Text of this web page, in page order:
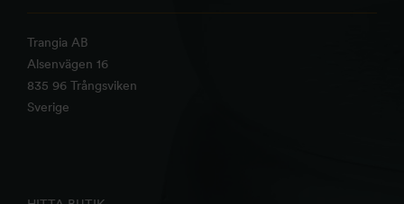
Trangia AB
Alsenvägen 16
835 96 Trångsviken
Sverige